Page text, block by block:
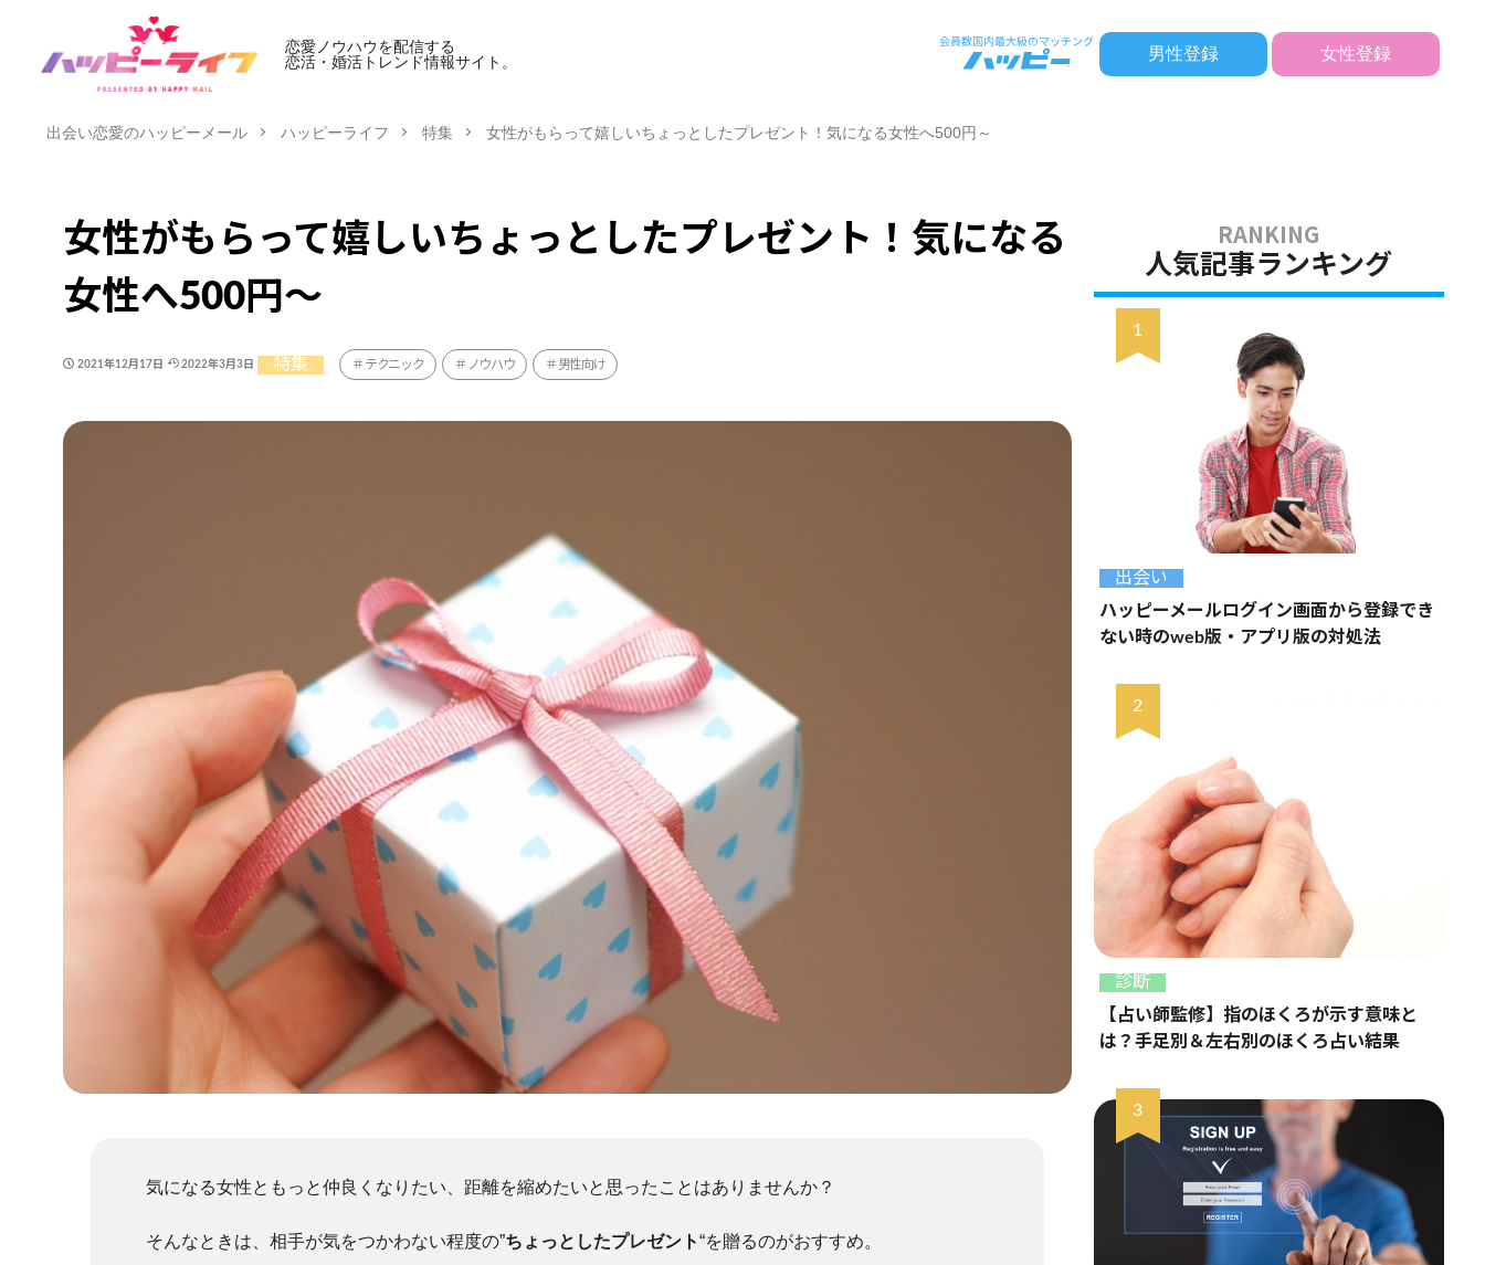
恋愛ノウハウを配信する
恋活・婚活トレンド情報サイト。
男性登録 女性登録
出会い恋愛のハッピーメール ハッピーライフ 特集 女性がもらって嬉しいちょっとしたプレゼント！気になる女性へ500円～
女性がもらって嬉しいちょっとしたプレゼント！気になる
女性へ500円～
2021年12月17日 2022年3月3日 特集 テクニック ノウハウ 男性向け
気になる女性ともっと仲良くなりたい、距離を縮めたいと思ったことはありませんか？
そんなときは、相手が気をつかわない程度の”ちょっとしたプレゼント“を贈るのがおすすめ。
人気記事ランキング
出会い
ハッピーメールログイン画面から登録でき
ない時のweb版・アプリ版の対処法
診断
【占い師監修】指のほくろが示す意味と
は？手足別＆左右別のほくろ占い結果